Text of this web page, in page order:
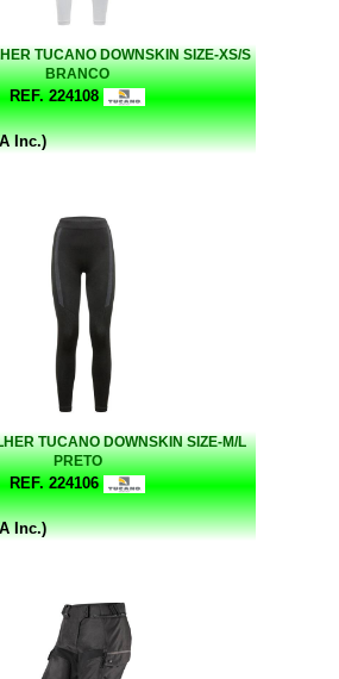
TUCANO DOWNSKIN SIZE-XS/S
BRANCO
REF. 224108
Inc.)
TUCANO DOWNSKIN SIZE-M/L
PRETO
REF. 224106
Inc.)